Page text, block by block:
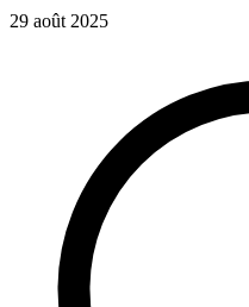
29 août 2025